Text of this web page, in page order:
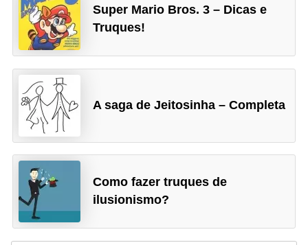
Super Mario Bros. 3 – Dicas e
Truques!
A saga de Jeitosinha – Completa
Como fazer truques de
ilusionismo?